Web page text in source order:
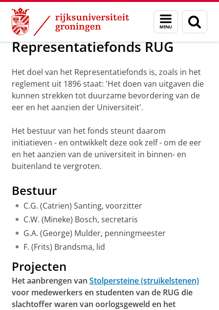
Skip
Content
Skip
Navigation
Menu
en
zoeken
Alumni Beurzen en prijzen
Representatiefonds RUG
Het doel van het Representatiefonds is, zoals in het
reglement uit 1896 staat: 'Het doen van uitgaven die
kunnen strekken tot duurzame bevordering van de
eer en het aanzien der Universiteit'.
Het bestuur van het fonds steunt daarom
initiatieven - en ontwikkelt deze ook zelf - om de eer
en het aanzien van de universiteit in binnen- en
buitenland te vergroten.
Bestuur
C.G. (Catrien) Santing, voorzitter
C.W. (Mineke) Bosch, secretaris
G.A. (George) Mulder, penningmeester
F. (Frits) Brandsma, lid
Projecten
Het aanbrengen van Stolpersteine (struikelstenen)
voor medewerkers en studenten van de RUG die
slachtoffer waren van oorlogsgeweld en het